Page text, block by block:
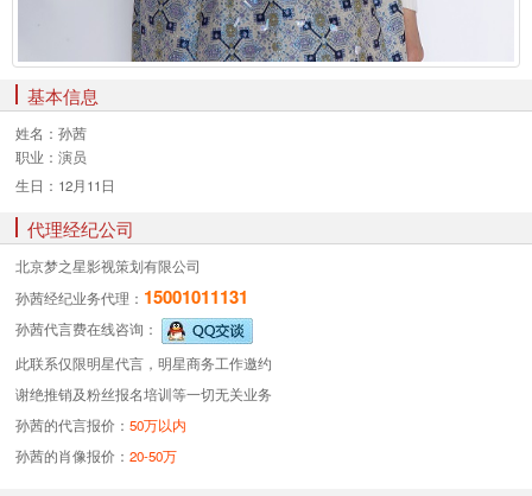
基本信息
姓名： 孙茜
职业： 演员
生日：12月11日
代理经纪公司
北京梦之星影视策划有限公司
孙茜经纪业务代理： 15001011131
孙茜代言费在线咨询：
此联系仅限明星代言，明星商务工作邀约
谢绝推销及粉丝报名培训等一切无关业务
孙茜的代言报价： 50万以内
孙茜的肖像报价： 20-50万